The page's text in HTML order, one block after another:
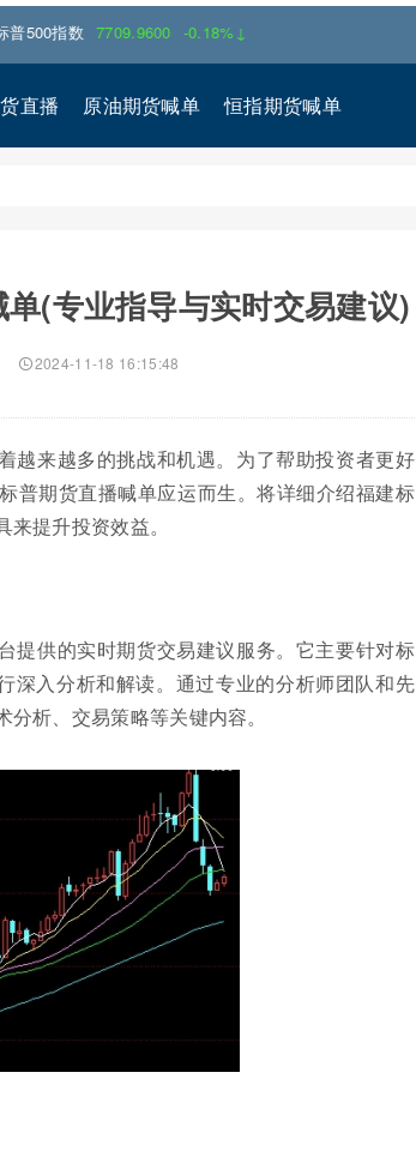
数 7709.9600 -0.18%↓
直播 原油期货喊单 恒指期货喊单
(专业指导与实时交易建议)
2024-11-18 16:15:48
越来越多的挑战和机遇。为了帮助投资者更好
普期货直播喊单应运而生。将详细介绍福建标
提升投资效益。
提供的实时期货交易建议服务。它主要针对标
深入分析和解读。通过专业的分析师团队和先
析、交易策略等关键内容。